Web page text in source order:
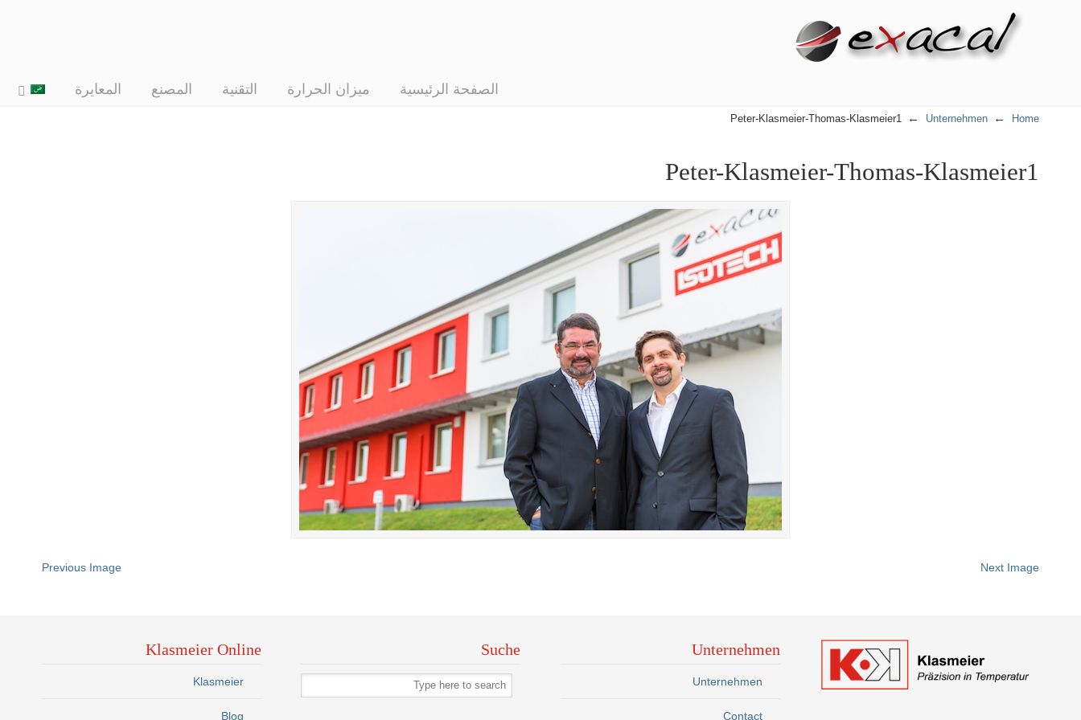
الصفحة الرئيسية ميزان الحرارة التقنية المصنع المعايرة
Home
←
Unternehmen
←
Peter-Klasmeier-Thomas-Klasmeier1
Peter-Klasmeier-Thomas-Klasmeier1
Previous Image Next Image
Unternehmen
Unternehmen
Contact
Suche
Klasmeier Online
Klasmeier
Blog